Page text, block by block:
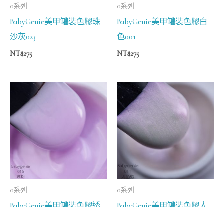
0系列
BabyGenie美甲罐裝色膠珠
沙灰023
NT$275
0系列
BabyGenie美甲罐裝色膠白
色001
NT$275
0系列 0系列